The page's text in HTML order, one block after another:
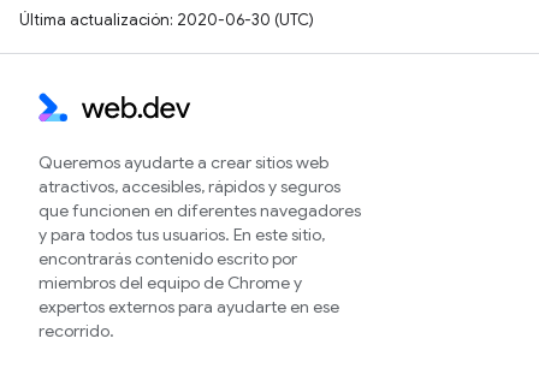
Última actualización: 2020-06-30 (UTC)
Queremos ayudarte a crear sitios web
atractivos, accesibles, rápidos y seguros
que funcionen en diferentes navegadores
y para todos tus usuarios. En este sitio,
encontrarás contenido escrito por
miembros del equipo de Chrome y
expertos externos para ayudarte en ese
recorrido.